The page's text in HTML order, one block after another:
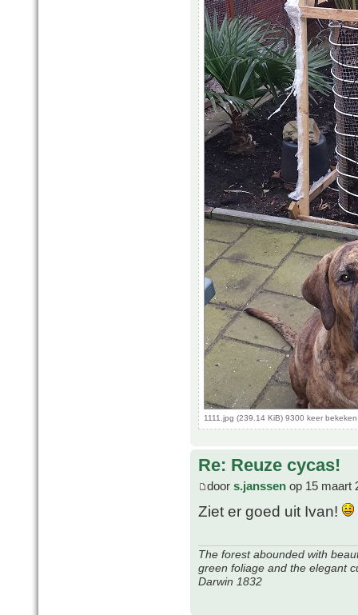
1111.jpg (239.14 KiB) 9300 keer bekeken
Re: Reuze cycas!
door s.janssen op 15 maart
Ziet er goed uit Ivan!
The forest abounded with
green foliage and the elegant
Darwin 1832